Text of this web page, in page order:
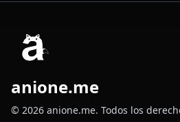
anione.me
© 2026 anione.me. Todos los